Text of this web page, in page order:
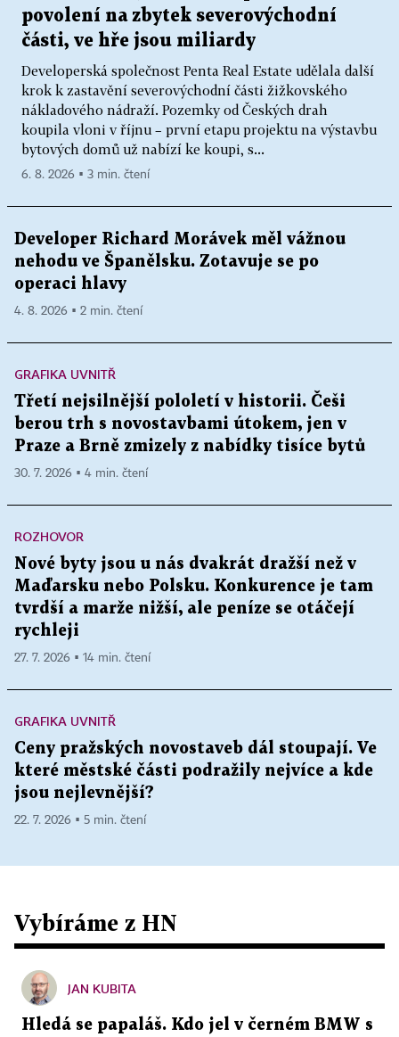
povolení na zbytek severovýchodní
části, ve hře jsou miliardy
Developerská společnost Penta Real Estate udělala další
krok k zastavění severovýchodní části žižkovského
nákladového nádraží. Pozemky od Českých drah
koupila vloni v říjnu – první etapu projektu na výstavbu
bytových domů už nabízí ke koupi, s...
6. 8. 2026 ▪ 3 min. čtení
Developer Richard Morávek měl vážnou
nehodu ve Španělsku. Zotavuje se po
operaci hlavy
4. 8. 2026 ▪ 2 min. čtení
GRAFIKA UVNITŘ
Třetí nejsilnější pololetí v historii. Češi
berou trh s novostavbami útokem, jen v
Praze a Brně zmizely z nabídky tisíce bytů
30. 7. 2026 ▪ 4 min. čtení
ROZHOVOR
Nové byty jsou u nás dvakrát dražší než v
Maďarsku nebo Polsku. Konkurence je tam
tvrdší a marže nižší, ale peníze se otáčejí
rychleji
27. 7. 2026 ▪ 14 min. čtení
GRAFIKA UVNITŘ
Ceny pražských novostaveb dál stoupají. Ve
které městské části podražily nejvíce a kde
jsou nejlevnější?
22. 7. 2026 ▪ 5 min. čtení
Vybíráme z HN
JAN KUBITA
Hledá se papaláš. Kdo jel v černém BMW s